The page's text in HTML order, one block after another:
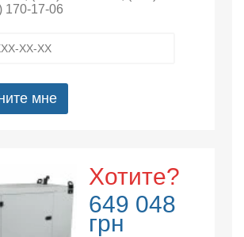
170-17-06
мне
Хотите?
649 048
грн